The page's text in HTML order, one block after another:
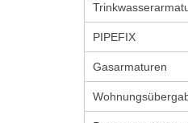
PIPEFIX
Gasarmaturen